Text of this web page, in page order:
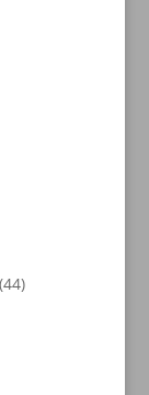
4444